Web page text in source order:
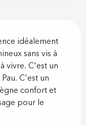
idéalement
sans vis à
vivre. C'est un
C'est un
confort et
pour le